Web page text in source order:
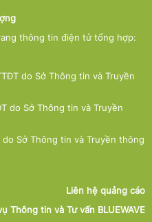
thông tin điện tử tổng hợp:
do Sở Thông tin và Truyền
do Sở Thông tin và Truyền
Sở Thông tin và Truyền thông
Liên hệ quảng cáo
Thông tin và Tư vấn BLUEWAVE